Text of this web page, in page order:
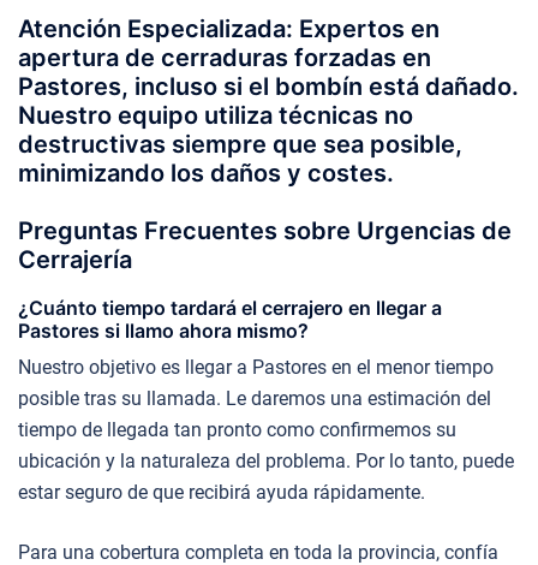
Atención Especializada: Expertos en
apertura de cerraduras forzadas en
Pastores, incluso si el bombín está dañado.
Nuestro equipo utiliza técnicas no
destructivas siempre que sea posible,
minimizando los daños y costes.
Preguntas Frecuentes sobre Urgencias de
Cerrajería
¿Cuánto tiempo tardará el cerrajero en llegar a
Pastores si llamo ahora mismo?
Nuestro objetivo es llegar a Pastores en el menor tiempo
posible tras su llamada. Le daremos una estimación del
tiempo de llegada tan pronto como confirmemos su
ubicación y la naturaleza del problema. Por lo tanto, puede
estar seguro de que recibirá ayuda rápidamente.
Para una cobertura completa en toda la provincia, confía